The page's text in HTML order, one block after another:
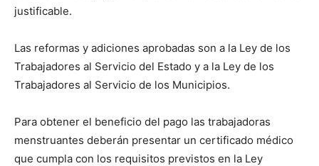
justificable.
Las reformas y adiciones aprobadas son a la Ley de los
Trabajadores al Servicio del Estado y a la Ley de los
Trabajadores al Servicio de los Municipios.
Para obtener el beneficio del pago las trabajadoras
menstruantes deberán presentar un certificado médico
que cumpla con los requisitos previstos en la Ley